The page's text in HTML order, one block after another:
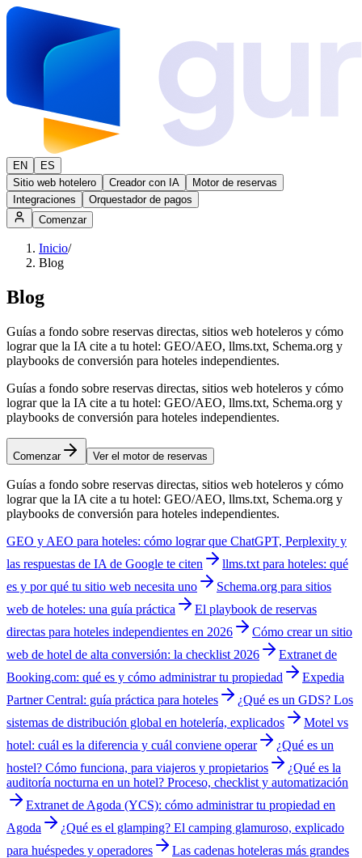
EN
ES
Sitio web hotelero
Creador con IA
Motor de reservas
Integraciones
Orquestador de pagos
Comenzar
Inicio/
Blog
Blog
Guías a fondo sobre reservas directas, sitios web hoteleros y cómo
lograr que la IA cite a tu hotel: GEO/AEO, llms.txt, Schema.org y
playbooks de conversión para hoteles independientes.
Guías a fondo sobre reservas directas, sitios web hoteleros y cómo
lograr que la IA cite a tu hotel: GEO/AEO, llms.txt, Schema.org y
playbooks de conversión para hoteles independientes.
Comenzar Ver el motor de reservas
Guías a fondo sobre reservas directas, sitios web hoteleros y cómo
lograr que la IA cite a tu hotel: GEO/AEO, llms.txt, Schema.org y
playbooks de conversión para hoteles independientes.
GEO y AEO para hoteles: cómo lograr que ChatGPT, Perplexity y
las respuestas de IA de Google te citen
llms.txt para hoteles: qué
es y por qué tu sitio web necesita uno
Schema.org para sitios
web de hoteles: una guía práctica
El playbook de reservas
directas para hoteles independientes en 2026
Cómo crear un sitio
web de hotel de alta conversión: la checklist 2026
Extranet de
Booking.com: qué es y cómo administrar tu propiedad
Expedia
Partner Central: guía práctica para hoteles
¿Qué es un GDS? Los
sistemas de distribución global en hotelería, explicados
Motel vs
hotel: cuál es la diferencia y cuál conviene operar
¿Qué es un
hostel? Cómo funciona, para viajeros y propietarios
¿Qué es la
auditoría nocturna en un hotel? Proceso, checklist y automatización
Extranet de Agoda (YCS): cómo administrar tu propiedad en
Agoda
¿Qué es el glamping? El camping glamuroso, explicado
para huéspedes y operadores
Las cadenas hoteleras más grandes